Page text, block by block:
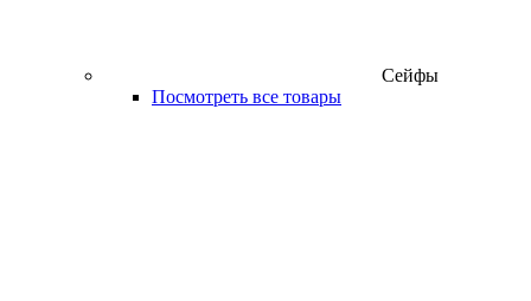
Сейфы
Посмотреть все товары